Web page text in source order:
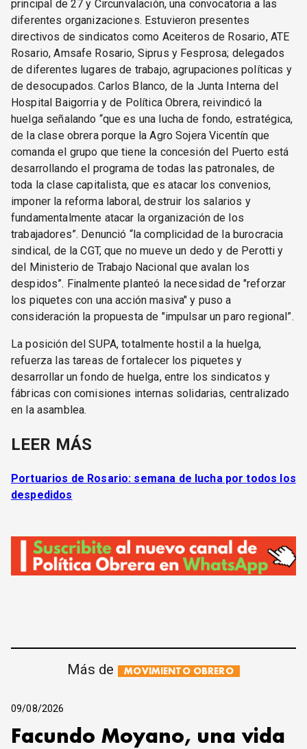
principal de 27 y Circunvalación, una convocatoria a las
diferentes organizaciones. Estuvieron presentes
directivos de sindicatos como Aceiteros de Rosario, ATE
Rosario, Amsafe Rosario, Siprus y Fesprosa; delegados
de diferentes lugares de trabajo, agrupaciones políticas y
de desocupados. Carlos Blanco, de la Junta Interna del
Hospital Baigorria y de Política Obrera, reivindicó la
huelga señalando “que es una lucha de fondo, estratégica,
de la clase obrera porque la Agro Sojera Vicentín que
comanda el grupo que tiene la concesión del Puerto está
desarrollando el programa de todas las patronales, de
toda la clase capitalista, que es atacar los convenios,
imponer la reforma laboral, destruir los salarios y
fundamentalmente atacar la organización de los
trabajadores”. Denunció “la complicidad de la burocracia
sindical, de la CGT, que no mueve un dedo y de Perotti y
del Ministerio de Trabajo Nacional que avalan los
despidos”. Finalmente planteó la necesidad de "reforzar
los piquetes con una acción masiva" y puso a
consideración la propuesta de "impulsar un paro regional”.
La posición del SUPA, totalmente hostil a la huelga,
refuerza las tareas de fortalecer los piquetes y
desarrollar un fondo de huelga, entre los sindicatos y
fábricas con comisiones internas solidarias, centralizado
en la asamblea.
LEER MÁS
Portuarios de Rosario: semana de lucha por todos los
despedidos
Más de MOVIMIENTO OBRERO
09/08/2026
Facundo Moyano, una vida